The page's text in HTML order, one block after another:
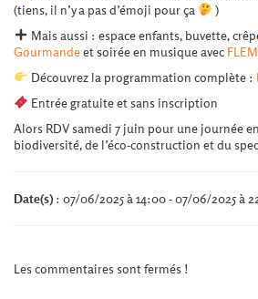
(tiens, il n’y a pas d’émoji pour ça
)
Mais aussi : espace enfants, buvette,
Gourmandeet soirée en musique avec
Découvrez la programmation complète :
Entrée gratuite et sans inscription
Alors RDV samedi 7 juin pour une journée
biodiversité, de l’éco-construction et du
Date(s): 07/06/2025 à 14:00 - 07/06/2025 à
Les commentaires sont fermés !